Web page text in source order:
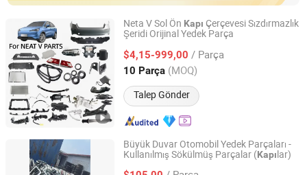
Neta V Sol Ön Kapı Çerçevesi Sızdırmazlık
Şeridi Orijinal Yedek Parça
$4,15-999,00 / Parça
10 Parça (MOQ)
Talep Gönder
Shandong Sairui Huachen Auto Parts Co., Ltd
Shandong, China Fiyat 2020
Büyük Duvar Otomobil Yedek Parçaları -
Kullanılmış Sökülmüş Parçalar (Kapılar)
Zibo Baiwang Machinery Co., Ltd.